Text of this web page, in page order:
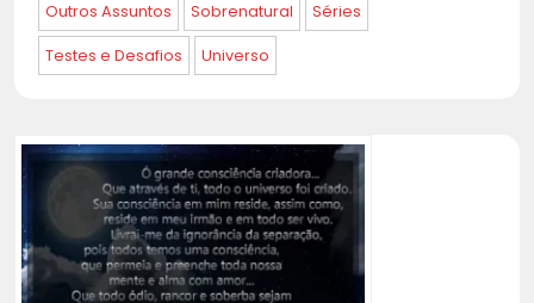
Outros Assuntos Sobrenatural Séries
Testes e Desafios Universo